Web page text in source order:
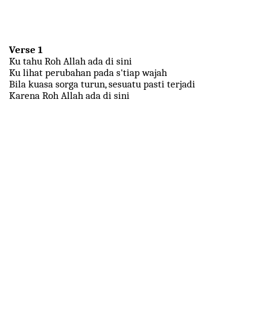
Verse 1
Ku tahu Roh Allah ada di sini
Ku lihat perubahan pada s'tiap wajah
Bila kuasa sorga turun, sesuatu pasti terjadi
Karena Roh Allah ada di sini